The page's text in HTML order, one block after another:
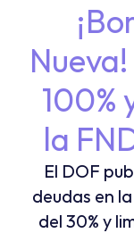
100%
la
El DOF
deudas en
del 30% y